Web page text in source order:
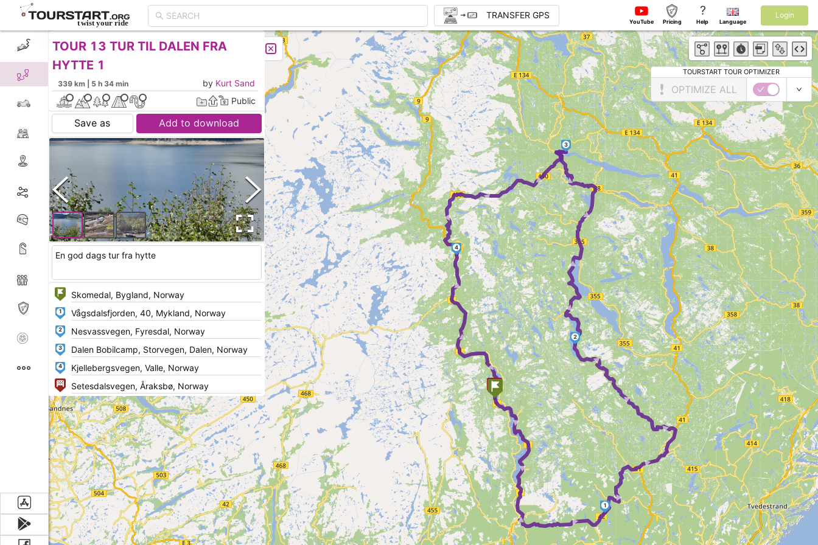
► ► ►
► ► ► ►
► ► ►
► ► ► ► ►
► ► ► ►
1
2
3
4
TRANSFER GPS
YouTube Pricing
?
Help Language
Login
CREATE TOUR LIST
TOUR 13 TUR TIL DALEN FRA
HYTTE 1
339 km | 5 h 34 min by Kurt Sand
Public
Save as Add to download
En god dags tur fra hytte
1
2
3
4
TOURSTART TOUR OPTIMIZER
OPTIMIZE ALL